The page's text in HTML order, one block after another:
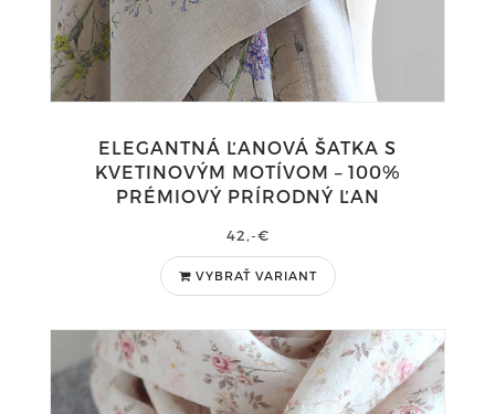
ELEGANTNÁ ĽANOVÁ ŠATKA S
KVETINOVÝM MOTÍVOM – 100%
PRÉMIOVÝ PRÍRODNÝ ĽAN
42,-€
VYBRAŤ VARIANT